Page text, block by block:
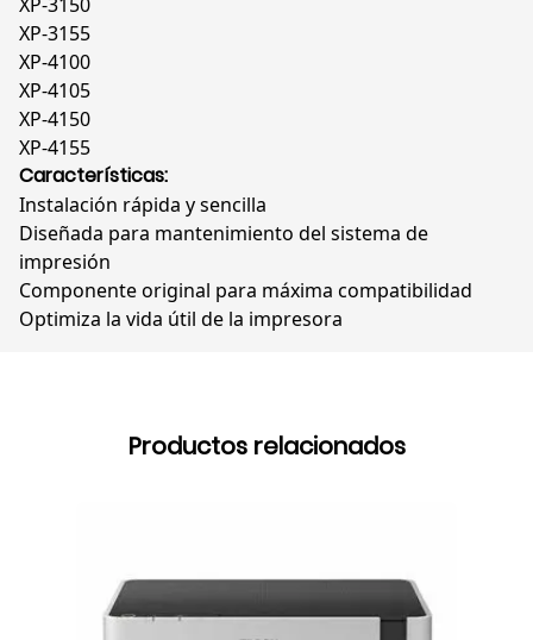
XP-3155
XP-4100
XP-4105
XP-4150
XP-4155
Características:
Instalación rápida y sencilla
Diseñada para mantenimiento del sistema de
impresión
Componente original para máxima compatibilidad
Optimiza la vida útil de la impresora
Productos relacionados